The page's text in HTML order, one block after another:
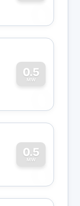
0
0.5
MW
0
0.5
MW
0